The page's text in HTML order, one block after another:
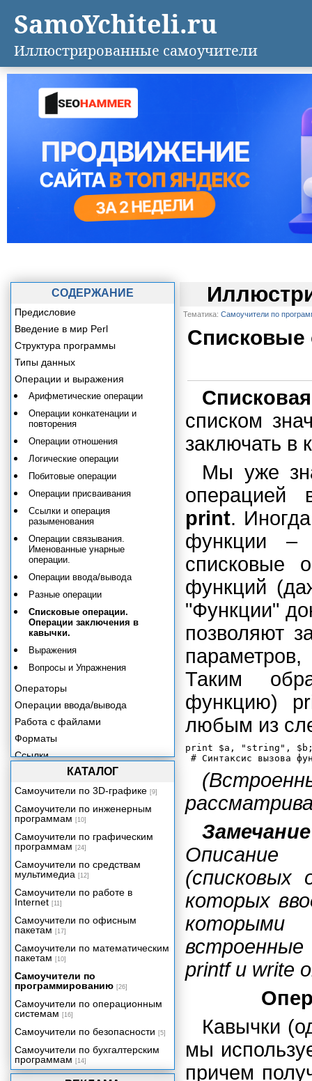
Тематика: Самоучители по
Списковые
списком
заключать в
Мы уже
операцией
print.
функции –
списковые
функций
"Функции"
позволяют
Таким
функцию)
любым из
print $a, "string", $b;
Замечание
(списковых
которых
которыми
printf и write
Кавычки
мы
причем
СОДЕРЖАНИЕ
Предисловие
Введение в мир Perl
Структура программы
Типы данных
Операции и выражения
Арифметические операции
Операции конкатенации и
повторения
Операции отношения
Логические операции
Побитовые операции
Операции присваивания
Ссылки и операция
разыменования
Операции связывания.
Именованные унарные
операции.
Операции ввода/вывода
Разные операции
Списковые операции.
Операции заключения в
кавычки.
Выражения
Вопросы и Упражнения
Операторы
Операции ввода/вывода
Работа с файлами
Форматы
Ссылки
Работа со строками
Подпрограммы и функции
Пакеты, библиотеки, модули
Объектно-ориентированное
программирование в языке Perl
Запуск интерпретатора и режим
Язык Perl и CGI-
Ресурсы Perl
КАТАЛОГ
Самоучители по 3D-графике [9]
Самоучители по инженерным
программам [10]
Самоучители по графическим
программам [24]
Самоучители по средствам
мультимедиа [12]
Самоучители по работе в
Internet [11]
Самоучители по офисным
пакетам [17]
Самоучители по математическим
пакетам [10]
Самоучители по
программированию [26]
Самоучители по операционным
системам [16]
Самоучители по безопасности [5]
Самоучители по бухгалтерским
программам [14]
SamoYchiteli.ru
Иллюстрированные самоучители